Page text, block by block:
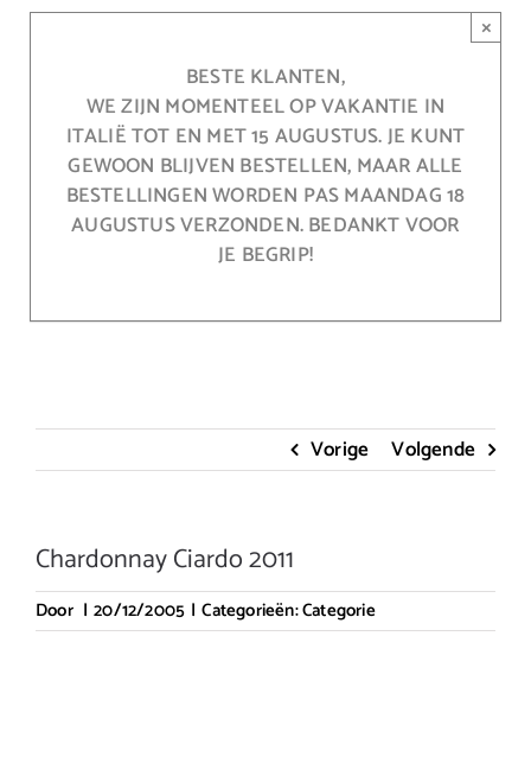
BESTE KLANTEN,
WE ZIJN MOMENTEEL OP VAKANTIE IN
ITALIË TOT EN MET 15 AUGUSTUS. JE KUNT
GEWOON BLIJVEN BESTELLEN, MAAR ALLE
BESTELLINGEN WORDEN PAS MAANDAG 18
AUGUSTUS VERZONDEN. BEDANKT VOOR
JE BEGRIP!
×
Vorige Volgende
Chardonnay Ciardo 2011
Door | 20/12/2005 | Categorieën:Categorie